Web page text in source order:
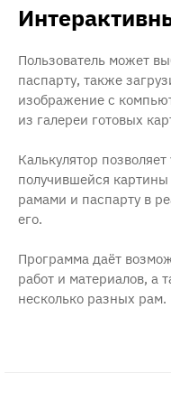
Пользователь может
паспарту, также
изображение с
из галереи готовых
Калькулятор
получившейся
рамами и паспарту в
его.
Программа даёт
работ и материалов, а
несколько разных рам.